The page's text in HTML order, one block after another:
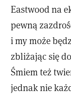
Eastwood na
pewną
i my może
zbliżając się
Śmiem też
jednak nie